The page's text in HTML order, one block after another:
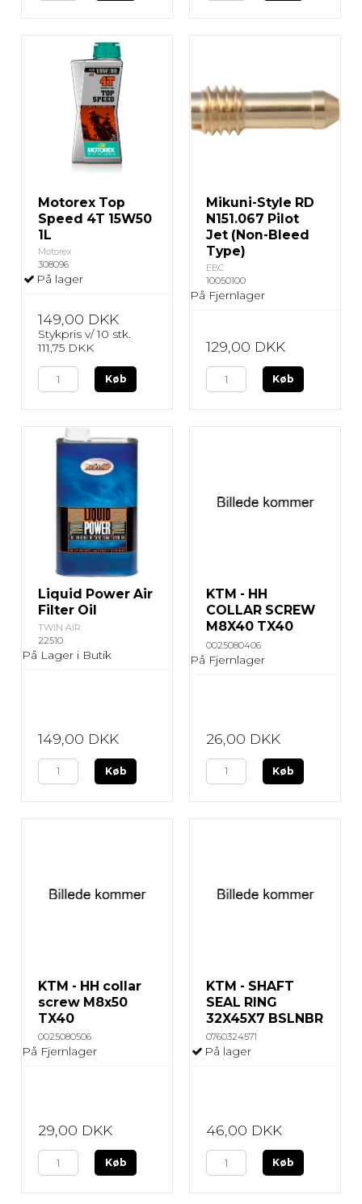
Motorex Top
Speed 4T 15W50
1L
Motorex
308096
På lager
149,00 DKK
Stykpris v/ 10 stk.
111,75 DKK
Køb
Mikuni-Style RD
N151.067 Pilot
Jet (Non-Bleed
Type)
EBC
10050100
På Fjernlager
129,00 DKK
Køb
Liquid Power Air
Filter Oil
TWIN AIR
22510
På Lager i Butik
149,00 DKK
Køb
KTM - HH
COLLAR SCREW
M8X40 TX40
0025080406
På Fjernlager
26,00 DKK
Køb
KTM - HH collar
screw M8x50
TX40
0025080506
På Fjernlager
29,00 DKK
Køb
KTM - SHAFT
SEAL RING
32X45X7 BSLNBR
0760324571
På lager
46,00 DKK
Køb